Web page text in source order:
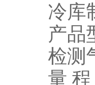
冷库
产品
检测
量